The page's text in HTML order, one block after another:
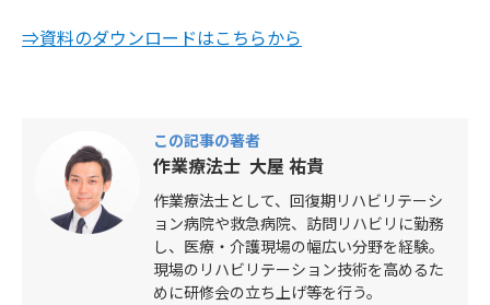
⇒資料のダウンロードはこちらから
この記事の著者
作業療法士 大屋 祐貴
作業療法士として、回復期リハビリテーシ
ョン病院や救急病院、訪問リハビリに勤務
し、医療・介護現場の幅広い分野を経験。
現場のリハビリテーション技術を高めるた
めに研修会の立ち上げ等を行う。